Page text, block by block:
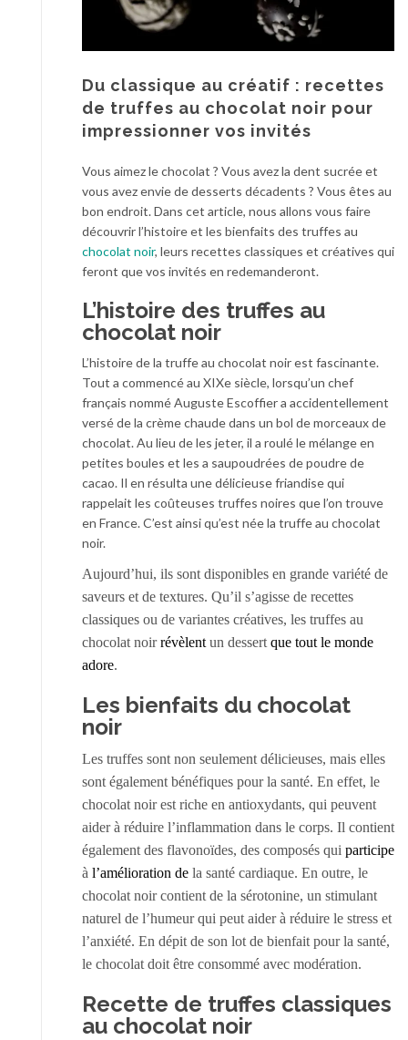
Du classique au créatif : recettes
de truffes au chocolat noir pour
impressionner vos invités
Vous aimez le chocolat ? Vous avez la dent sucrée et
vous avez envie de desserts décadents ? Vous êtes au
bon endroit. Dans cet article, nous allons vous faire
découvrir l’histoire et les bienfaits des truffes au
chocolat noir, leurs recettes classiques et créatives qui
feront que vos invités en redemanderont.
L’histoire des truffes au
chocolat noir
L’histoire de la truffe au chocolat noir est fascinante.
Tout a commencé au XIXe siècle, lorsqu’un chef
français nommé Auguste Escoffier a accidentellement
versé de la crème chaude dans un bol de morceaux de
chocolat. Au lieu de les jeter, il a roulé le mélange en
petites boules et les a saupoudrées de poudre de
cacao. Il en résulta une délicieuse friandise qui
rappelait les coûteuses truffes noires que l’on trouve
en France. C’est ainsi qu’est née la truffe au chocolat
noir.
Aujourd’hui, ils sont disponibles en grande variété de
saveurs et de textures. Qu’il s’agisse de recettes
classiques ou de variantes créatives, les truffes au
chocolat noirrévèlent un dessert que tout le monde
adore.
Les bienfaits du chocolat
noir
Les truffes sont non seulement délicieuses, mais elles
sont également bénéfiques pour la santé. En effet, le
chocolat noir est riche en antioxydants, qui peuvent
aider à réduire l’inflammation dans le corps. Il contient
également des flavonoïdes, des composés qui participe
à l’amélioration de la santé cardiaque. En outre, le
chocolat noir contient de la sérotonine, un stimulant
naturel de l’humeur qui peut aider à réduire le stress et
l’anxiété. En dépit de son lot de bienfait pour la santé,
le chocolat doit être consommé avec modération.
Recette de truffes classiques
au chocolat noir